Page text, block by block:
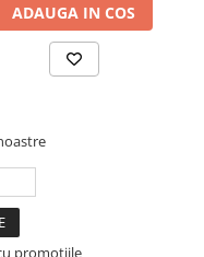
Skoda, Seat
ADAUGA IN COS
promotiile